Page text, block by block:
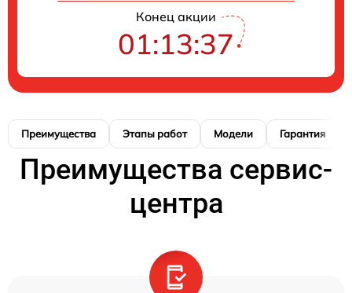
Конец акции
01:13:36
Преимущества Этапы работ Модели Гарантия
Преимущества сервис-
центра